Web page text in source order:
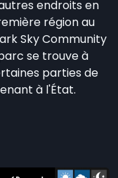
endroits en
région au
Sky Community
se trouve à
parties de
à l'État.